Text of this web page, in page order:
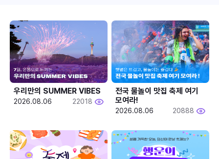
우리만의 SUMMER VIBES
2026.08.06 22018
전국 물놀이 맛집 축제 여기
모여라!
2026.08.06 20888